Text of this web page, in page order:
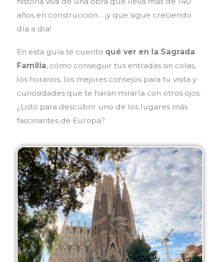
años en construcción… ¡y que sigue creciendo
día a día!
En esta guía te cuento qué ver en la Sagrada
Familia, cómo conseguir tus entradas sin colas,
los horarios, los mejores consejos para tu visita y
curiosidades que te harán mirarla con otros ojos.
¿Listo para descubrir uno de los lugares más
fascinantes de Europa?